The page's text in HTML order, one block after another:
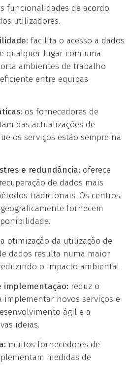
funcionalidades de acordo
utilizadores.
facilita o acesso a dados
qualquer lugar com uma
ambientes de trabalho
entre equipas
os fornecedores de
das actualizações de
os serviços estão sempre na
e redundância: oferece
de dados mais
tradicionais. Os centros
fornecem
a otimização da utilização de
dados resulta numa maior
o impacto ambiental.
implementação: reduz o
implementar novos serviços e
ágil e a
ideias.
muitos fornecedores de
medidas de